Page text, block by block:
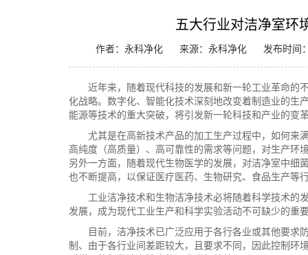
五大行业对洁净室环
作者：永科净化 来源：永科净化 发布时间
近年来，随着现代科技的发展和新一轮工业革命的
化战略。数字化、智能化技术深刻地改变着制造业的生
能源等技术的重大突破，将引发新一轮科技和产业的变
尤其是在高新技术产品的加工生产过程中，如何来
高纯度（高质量）、高可靠性的需求等问题，对生产环
另外一方面，随着现代生物医学的发展，对洁净室中细
也不断提高，以保证医疗医药、生物研究、食品生产等
工业洁净技术和生物洁净技术必将随着科学技术的
发展，成为现代工业生产和科学实验活动不可缺少的重
目前，洁净技术已广泛应用于各行各业或其他要求
制、由于各行业间差距较大，且要求不同，因此控制环